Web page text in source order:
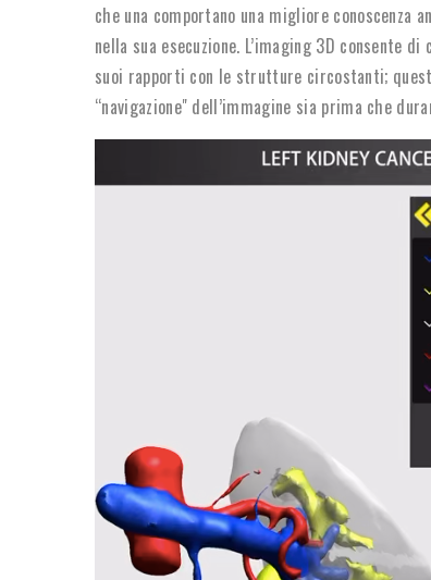
che una comportano una migliore conoscenza
nella sua esecuzione. L’imaging 3D consente
suoi rapporti con le strutture circostanti;
“navigazione" dell’immagine sia prima che